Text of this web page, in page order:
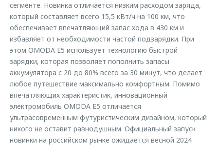
сегменте. Новинка отличается низким расходом заряда,
который составляет всего 15,5 кВт/ч на 100 км, что
обеспечивает впечатляющий запас хода в 430 км и
избавляет от необходимости частой подзарядки. При
этом OMODA E5 использует технологию быстрой
зарядки, которая позволяет пополнить запасы
аккумулятора с 20 до 80% всего за 30 минут, что делает
любое путешествие максимально комфортным. Помимо
впечатляющих характеристик, инновационный
электромобиль OMODA E5 отличается
ультрасовременным футуристическим дизайном, который
никого не оставит равнодушным. Официальный запуск
новинки на российском рынке ожидается весной 2024